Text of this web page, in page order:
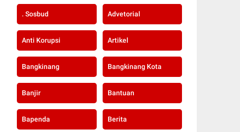
. Sosbud Advetorial
Anti Korupsi Artikel
Bangkinang Bangkinang Kota
Banjir Bantuan
Bapenda Berita